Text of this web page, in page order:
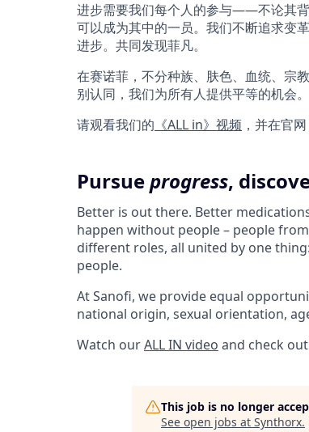
进步需要我们每个人的参与——不论其
可以成为其中的一员。我们不断追求变
进步。共同发现菲凡。
在赛诺菲，不分种族、肤色、血统、宗
别认同，我们为所有人提供平等的机会。
请观看我们的 《ALL in》视频 ，并在官
Pursueprogress,
Better is out there. Better
happen without people – people
different roles, all united by one
people.
At Sanofi, we provide equal
national origin, sexual orientation,
Watch ourALL IN video and check
This job is no longer
See open jobs at Synthorx.